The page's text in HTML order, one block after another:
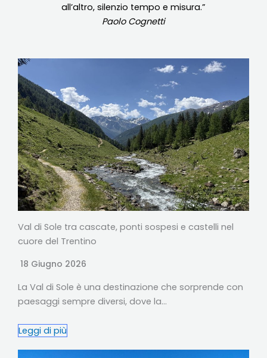
all’altro, silenzio tempo e misura.”
Paolo Cognetti
Val di Sole tra cascate, ponti sospesi e castelli nel
cuore del Trentino
18 Giugno 2026
La Val di Sole è una destinazione che sorprende con
paesaggi sempre diversi, dove la…
Leggi di più